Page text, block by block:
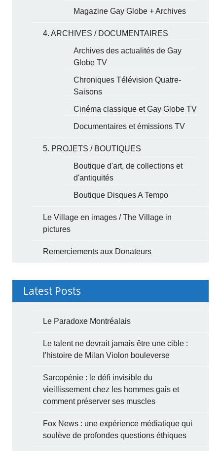
Magazine Gay Globe + Archives
4. ARCHIVES / DOCUMENTAIRES
Archives des actualités de Gay
Globe TV
Chroniques Télévision Quatre-
Saisons
Cinéma classique et Gay Globe TV
Documentaires et émissions TV
5. PROJETS / BOUTIQUES
Boutique d'art, de collections et
d'antiquités
Boutique Disques A Tempo
Le Village en images / The Village in
pictures
Remerciements aux Donateurs
Latest Posts
Le Paradoxe Montréalais
Le talent ne devrait jamais être une cible :
l'histoire de Milan Violon bouleverse
Sarcopénie : le défi invisible du
vieillissement chez les hommes gais et
comment préserver ses muscles
Fox News : une expérience médiatique qui
soulève de profondes questions éthiques